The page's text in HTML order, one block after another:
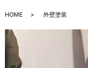
HOME 外壁塗装